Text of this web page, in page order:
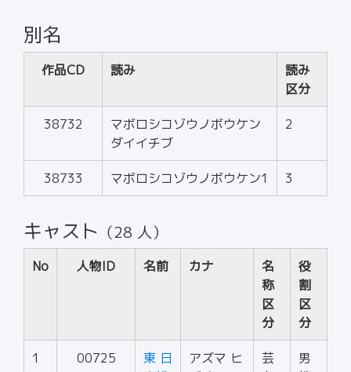
別名
作品CD 読み
読み
区分
38732
マボロシコゾウノボウケン
ダイイチブ
2
38733 マボロシコゾウノボウケン1 3
キャスト （28 人）
No 人物ID 名前 カナ
名
称
区
分
役
割
区
分
1 00725
東 日
アズマ ヒ
芸
男